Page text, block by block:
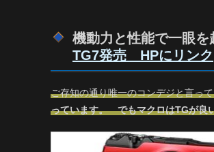
機動力と性能で一眼を
TG7発売 HPにリンク
ご存知の通り唯一のコンデジと言っ
っています。 でもマクロはTGが良